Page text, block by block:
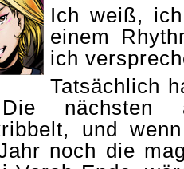
Ich weiß,
einem
ich
Tatsächlich
nächsten
und
noch die